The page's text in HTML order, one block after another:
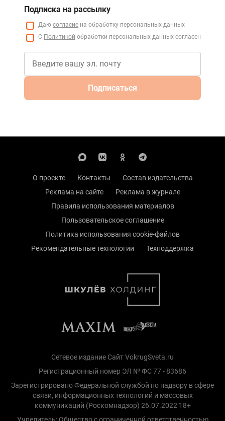
Подписка на рассылку
Даю согласие на обработку персональных данных
С Политикой обработки персональных данных согласен
Подписаться
О проекте Контакты
Состав издательства
Реклама на сайте
Реклама в журнале
Правила использования материалов
Пользовательское соглашение
Политика использования cookie-файлов
Рекомендательные технологии
Техподдержка
Сетевое издание Сайт VokrugSveta.ru
Регистрационный номер ЭЛ № ФС 77 - 83686
Зарегистрировано Федеральной службой по надзору в сфере
связи, информационных технологий и массовых
коммуникаций (Роскомнадзор) 26.07.2022 18+
Учредитель: Общество с ограниченной ответственностью